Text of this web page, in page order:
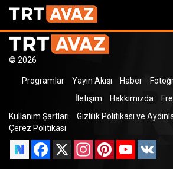
© 2026
Programlar Yayın Akışı Haber
İletişim
Hakkımızda
Kullanım Şartları
Gizlilik Politikası ve
Çerez Politikası
Facebook
X InstagramPinterestYouTube